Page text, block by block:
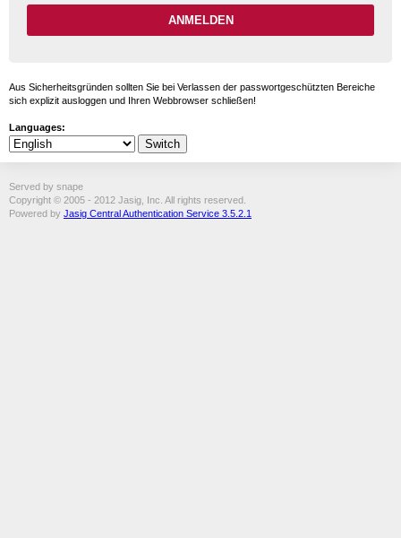
Aus Sicherheitsgründen sollten Sie bei Verlassen der passwortgeschützten Bereiche
sich explizit ausloggen und Ihren Webbrowser schließen!
Languages:
Served by snape
Copyright © 2005 - 2012 Jasig, Inc. All rights reserved.
Powered by Jasig Central Authentication Service 3.5.2.1